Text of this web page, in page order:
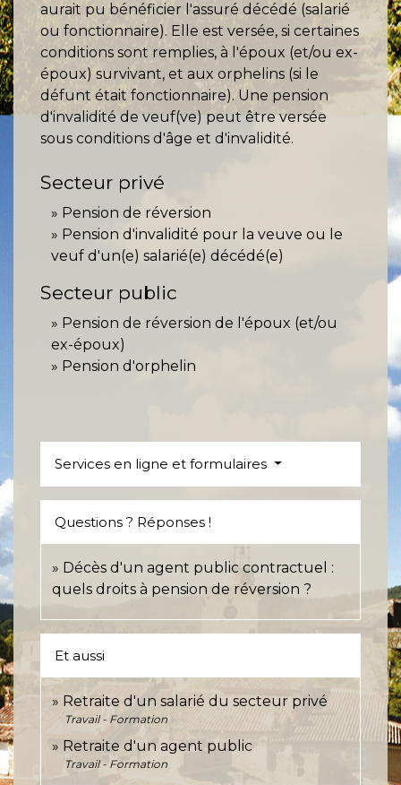
aurait pu bénéficier l'assuré décédé (salarié
ou fonctionnaire). Elle est versée, si certaines
conditions sont remplies, à l'époux (et/ou ex-
époux) survivant, et aux orphelins (si le
défunt était fonctionnaire). Une pension
d'invalidité de veuf(ve) peut être versée
sous conditions d'âge et d'invalidité.
Secteur privé
Pension de réversion
Pension d'invalidité pour la veuve ou le
veuf d'un(e) salarié(e) décédé(e)
Secteur public
Pension de réversion de l'époux (et/ou
ex-époux)
Pension d'orphelin
Services en ligne et formulaires
Questions ? Réponses !
Décès d'un agent public contractuel :
quels droits à pension de réversion ?
Et aussi
Retraite d'un salarié du secteur privé
Travail - Formation
Retraite d'un agent public
Travail - Formation